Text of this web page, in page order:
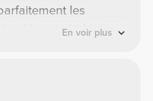
les
élégant et idéal
En voir plus